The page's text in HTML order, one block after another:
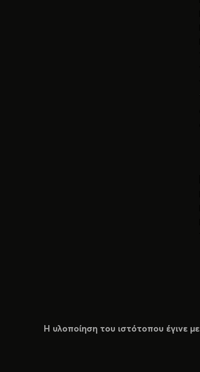
Η υλοποίηση του ιστότοπου έγινε